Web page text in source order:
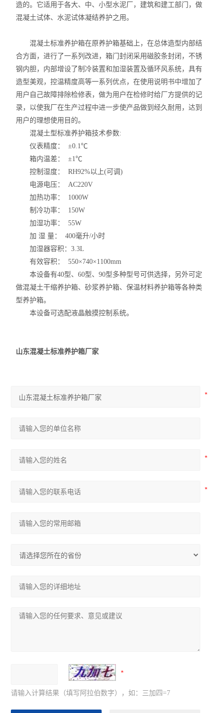
造的。它适用于各大、中、小型水泥厂，建筑和建工部门，做
混凝土试体、水泥试体凝结养护之用。
混凝土标准养护箱在原养护箱基础上，在总体造型内部结
合方面，进行了一系列改进，箱门封闭采用磁胶条封闭，不锈
钢内胆，内部增设了制冷装置和加湿装置及循环风系统，具有
造型美观，控温精度高等一系列优点，在使用说明书中增加了
用户自己故障排除检修表，做为用户在检修时给厂方提供的记
录，以使我厂在生产过程中进一步使产品做到经久耐用，达到
用户的理想使用目的。
混凝土型标准养护箱技术参数:
仪表精度： ±0.1℃
箱内温差： ±1℃
控制湿度： RH92%以上(可调)
电源电压： AC220V
加热功率： 1000W
制冷功率： 150W
加湿功率： 55W
加 湿 量： 400毫升/小时
加湿器容积：3.3L
有效容积： 550×740×1100mm
本设备有40型、60型、90型多种型号可供选择，另外可定
做混凝土干缩养护箱、砂浆养护箱、保温材料养护箱等各种类
型养护箱。
本设备可选配液晶触摸控制系统。
山东混凝土标准养护箱厂家
请输入计算结果（填写阿拉伯数字），如：三加四=7